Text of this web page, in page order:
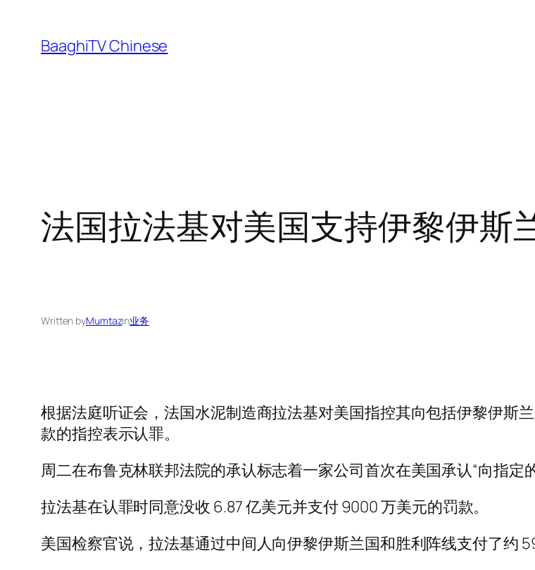
content
BaaghiTV Chinese
法国拉法基对美国支持伊黎伊斯
Written byMumtazin业务
根据法庭听证会，法国水泥制造商拉法基对美国指控其向包括伊黎伊斯
款的指控表示认罪。
周二在布鲁克林联邦法院的承认标志着一家公司首次在美国承认“向指定
拉法基在认罪时同意没收 6.87 亿美元并支付 9000 万美元的罚款。
美国检察官说，拉法基通过中间人向伊黎伊斯兰国和胜利阵线支付了约